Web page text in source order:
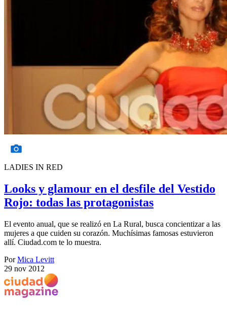
LADIES IN RED
Looks y glamour en el desfile del Vestido
Rojo: todas las protagonistas
El evento anual, que se realizó en La Rural, busca concientizar a las
mujeres a que cuiden su corazón. Muchísimas famosas estuvieron
allí. Ciudad.com te lo muestra.
PorMica Levitt
29 nov 2012